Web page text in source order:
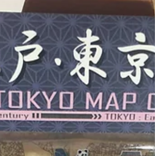
宮ケ瀬湖クッキー（最初の
一滴はどこから始まるか）